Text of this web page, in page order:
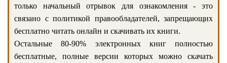
только начальный отрывок для ознакомления - это
связано с политикой правообладателей, запрещающих
бесплатно читать онлайн и скачивать их книги.
Остальные 80-90% электронных книг полностью
бесплатные, полные версии которых можно скачать